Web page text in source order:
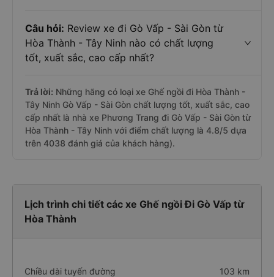
Câu hỏi: Review xe đi Gò Vấp - Sài Gòn từ
Hòa Thành - Tây Ninh nào có chất lượng
tốt, xuất sắc, cao cấp nhất?
Trả lời: Những hãng có loại xe Ghế ngồi đi Hòa Thành -
Tây Ninh Gò Vấp - Sài Gòn chất lượng tốt, xuất sắc, cao
cấp nhất là nhà xe Phương Trang đi Gò Vấp - Sài Gòn từ
Hòa Thành - Tây Ninh với điểm chất lượng là 4.8/5 dựa
trên 4038 đánh giá của khách hàng).
Lịch trình chi tiết các xe Ghế ngồi Đi Gò Vấp từ
Hòa Thành
Chiều dài tuyến đường 103 km